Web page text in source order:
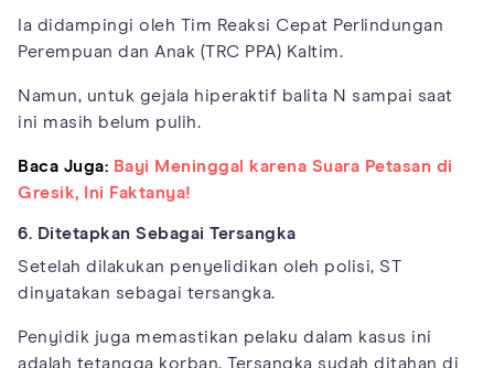
Ia didampingi oleh Tim Reaksi Cepat Perlindungan
Perempuan dan Anak (TRC PPA) Kaltim.
Namun, untuk gejala hiperaktif balita N sampai saat
ini masih belum pulih.
Baca Juga: Bayi Meninggal karena Suara Petasan di
Gresik, Ini Faktanya!
6. Ditetapkan Sebagai Tersangka
Setelah dilakukan penyelidikan oleh polisi, ST
dinyatakan sebagai tersangka.
Penyidik juga memastikan pelaku dalam kasus ini
adalah tetangga korban. Tersangka sudah ditahan di